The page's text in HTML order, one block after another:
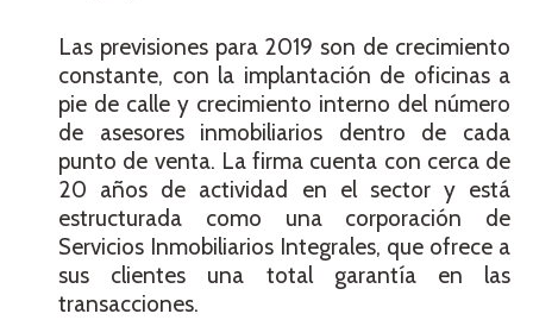
Las previsiones para 2019 son de crecimiento
constante, con la implantación de oficinas a
pie de calle y crecimiento interno del número
de asesores inmobiliarios dentro de cada
punto de venta. La firma cuenta con cerca de
20 años de actividad en el sector y está
estructurada como una corporación de
Servicios Inmobiliarios Integrales, que ofrece a
sus clientes una total garantía en las
transacciones.